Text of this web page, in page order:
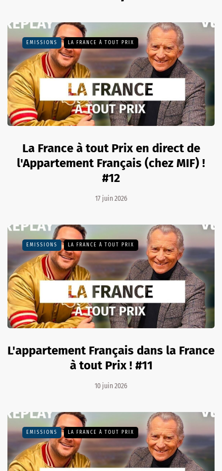
EMISSIONS LA FRANCE À TOUT PRIX
La France à tout Prix en direct de
l'Appartement Français (chez MIF) !
#12
17 juin 2026
EMISSIONS LA FRANCE À TOUT PRIX
L'appartement Français dans la France
à tout Prix ! #11
10 juin 2026
EMISSIONS LA FRANCE À TOUT PRIX